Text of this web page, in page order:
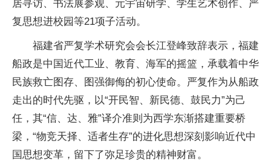
居寻访、书法展参观、元宇宙研学、学生艺术创作、严
复思想进校园等21项子活动。
福建省严复学术研究会会长江登峰致辞表示，福建
船政是中国近代工业、教育、海军的摇篮，承载着中华
民族救亡图存、图强御侮的初心使命。严复作为从船政
走出的时代先驱，以“开民智、新民德、鼓民力”为己
任，其“信、达、雅”译介准则为西学东渐搭建重要桥
梁，“物竞天择、适者生存”的进化思想深刻影响近代中
国思想变革，留下了弥足珍贵的精神财富。